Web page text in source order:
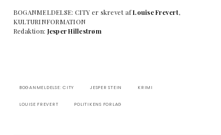
BOGANMELDELSE: CITY er skrevet afLouise Frevert,
KULTURINFORMATION
Redaktion: Jesper Hillestrøm
BOGANMELDELSE: CITY JESPER STEIN KRIMI
LOUISE FREVERT POLITIKENS FORLAG